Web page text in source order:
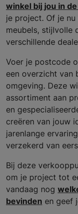
winkel bij jou in
je project. Of je
meubels, stijlvolle
verschillende
Voer je postcode
een overzicht van
omgeving. Deze
assortiment aan
en
creëren van jouw
jarenlange
verzekerd van
Bij deze
om je project tot
vandaag nog
bevinden en geef